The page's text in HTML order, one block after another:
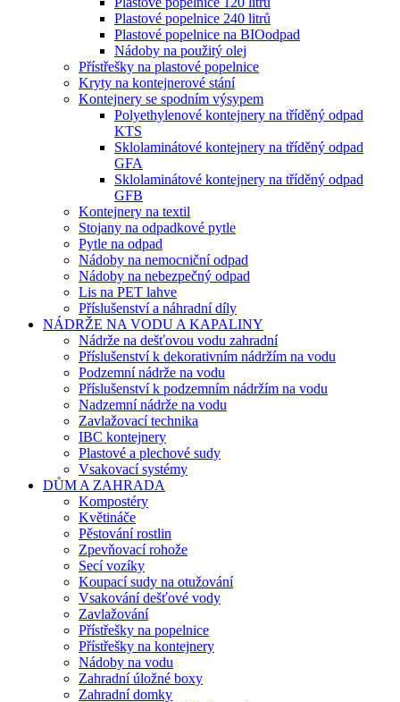
Plastové popelnice 240 litrů
Plastové popelnice na BIOodpad
Nádoby na použitý olej
Přístřešky na plastové popelnice
Kryty na kontejnerové stání
Kontejnery se spodním výsypem
Polyethylenové kontejnery na tříděný odpad
KTS
Sklolaminátové kontejnery na tříděný odpad
GFA
Sklolaminátové kontejnery na tříděný odpad
GFB
Kontejnery na textil
Stojany na odpadkové pytle
Pytle na odpad
Nádoby na nemocniční odpad
Nádoby na nebezpečný odpad
Lis na PET lahve
Příslušenství a náhradní díly
NÁDRŽE NA VODU A KAPALINY
Nádrže na dešťovou vodu zahradní
Příslušenství k dekorativním nádržím na vodu
Podzemní nádrže na vodu
Příslušenství k podzemním nádržím na vodu
Nadzemní nádrže na vodu
Zavlažovací technika
IBC kontejnery
Plastové a plechové sudy
Vsakovací systémy
DŮM A ZAHRADA
Kompostéry
Květináče
Pěstování rostlin
Zpevňovací rohože
Secí vozíky
Koupací sudy na otužování
Vsakování dešťové vody
Zavlažování
Přístřešky na popelnice
Přístřešky na kontejnery
Nádoby na vodu
Zahradní úložné boxy
Zahradní domky